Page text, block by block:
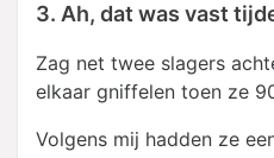
3. Ah, dat was vast
Zag net twee slagers
elkaar gniffelen toen ze
Volgens mij hadden ze